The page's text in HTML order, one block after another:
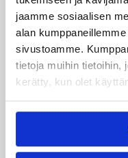
jaamme sosiaalisen
alan
sivustoamme.
tietoja muihin tietoihin,
kerätty, kun olet
lentämällä Prahaan.
– Hyvä viikko tulee,
loppuviikolla
maaottelun
– Juna puksuttaa
peliämme pala
kesänä vielä
muutamia taktisia